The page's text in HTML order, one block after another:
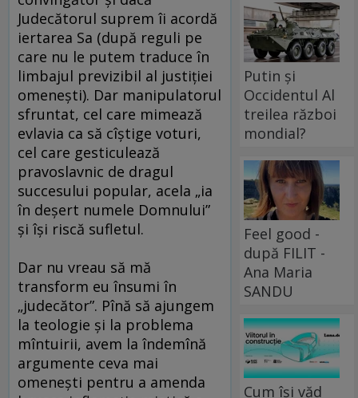
Judecătorul suprem îi acordă
iertarea Sa (după reguli pe
care nu le putem traduce în
limbajul previzibil al justiţiei
omeneşti). Dar manipulatorul
sfruntat, cel care mimează
evlavia ca să cîştige voturi,
cel care gesticulează
pravoslavnic de dragul
succesului popular, acela „ia
în deşert numele Domnului”
şi îşi riscă sufletul.
Dar nu vreau să mă
transform eu însumi în
„judecător”. Pînă să ajungem
la teologie şi la problema
mîntuirii, avem la îndemînă
argumente ceva mai
omeneşti pentru a amenda
Putin și
Occidentul Al
treilea război
mondial?
Feel good -
după FILIT -
Ana Maria
SANDU
Cum își văd